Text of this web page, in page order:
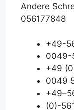
Andere
056177848
+49-
0049-
+49
0049
(0)-